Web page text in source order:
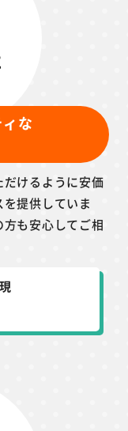
な
けるように安価
提供していま
も安心してご相